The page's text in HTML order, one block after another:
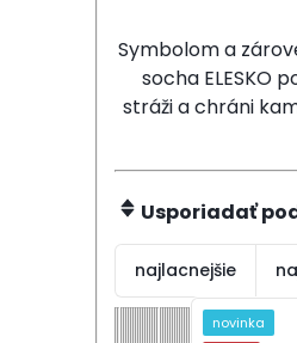
Symbolom a
socha ELESKO
stráži a chráni
Usporiadať
najlacnejšie
novinka